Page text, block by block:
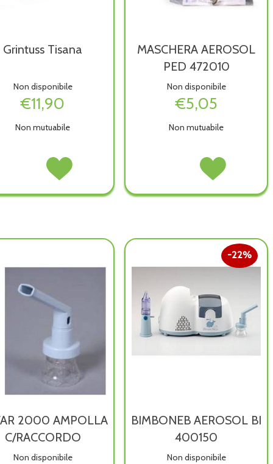
Grintuss Tisana
Non disponibile
€11,90
Non mutuabile
Tisana non
disponibile
Acquista Grintuss
Tisana alla
MASCHERA AEROSOL
PED 472010
Non disponibile
€5,05
Non mutuabile
MASCHERA
472010 non
Acquista
AEROSOL
472010 alla
2000 AMPOLLA
C/RACCORDO
Non disponibile
BIMBONEB AEROSOL BI
400150
Non disponibile
22%